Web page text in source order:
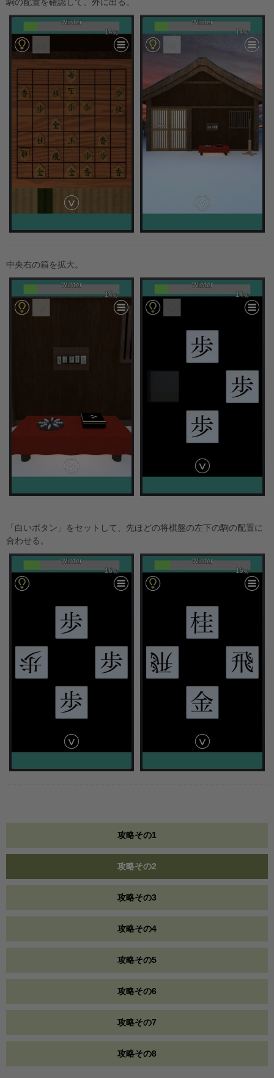
中央右の箱を拡大。
「白いボタン」をセットして、先ほどの将棋盤の左下の駒の配置に
合わせる。
攻略その1
攻略その2
攻略その3
攻略その4
攻略その5
攻略その6
攻略その7
攻略その8